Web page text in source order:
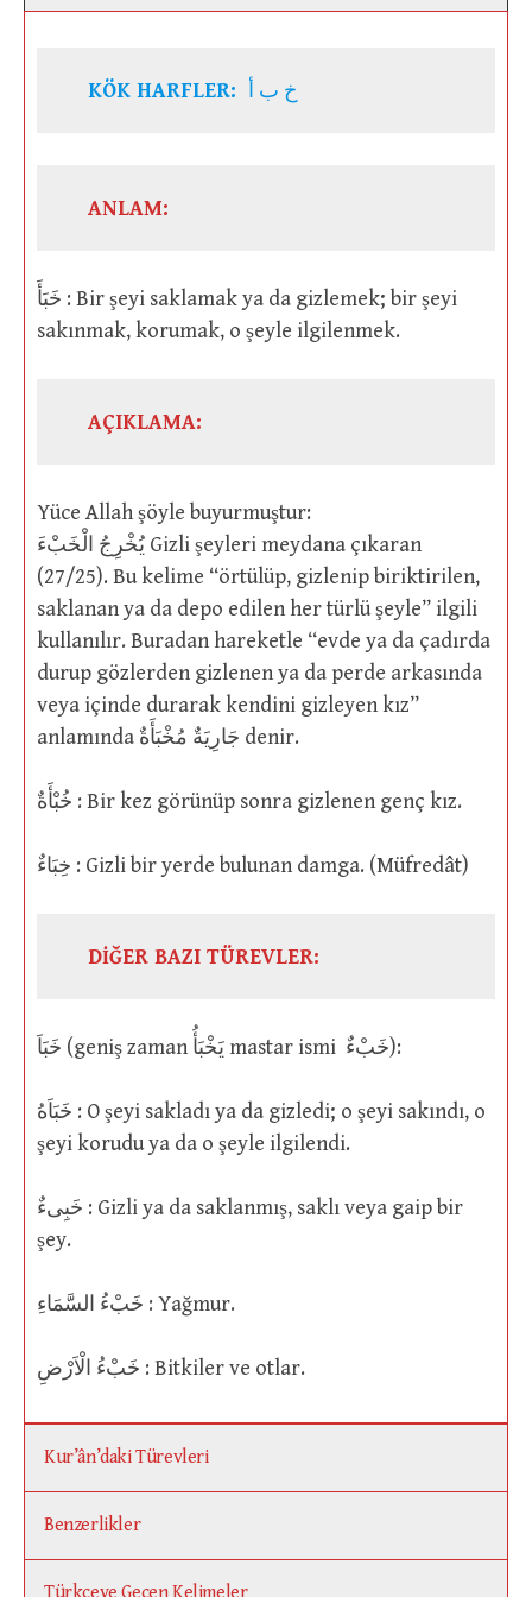
KÖK HARFLER: خ ب أ
ANLAM:
خَبَأَ : Bir şeyi saklamak ya da gizlemek; bir şeyi
sakınmak, korumak, o şeyle ilgilenmek.
AÇIKLAMA:
Yüce Allah şöyle buyurmuştur:
يُخْرِجُ الْخَبْءَ Gizli şeyleri meydana çıkaran
(27/25). Bu kelime “örtülüp, gizlenip biriktirilen,
saklanan ya da depo edilen her türlü şeyle” ilgili
kullanılır. Buradan hareketle “evde ya da çadırda
durup gözlerden gizlenen ya da perde arkasında
veya içinde durarak kendini gizleyen kız”
anlamında جَارِيَةٌ مُخْبَأَةٌ denir.
خُبْأَةٌ : Bir kez görünüp sonra gizlenen genç kız.
خِبَاءٌ : Gizli bir yerde bulunan damga. (Müfredât)
DİĞER BAZI TÜREVLER:
خَبَاَ (geniş zaman يَخْبَأُ mastar ismi خَبْءٌ):
خَبَاَهُ : O şeyi sakladı ya da gizledi; o şeyi sakındı, o
şeyi korudu ya da o şeyle ilgilendi.
خَبِىءٌ : Gizli ya da saklanmış, saklı veya gaip bir
şey.
خَبْءُ السَّمَاءِ : Yağmur.
خَبْءُ الْاَرْضِ : Bitkiler ve otlar.
Kur’ân’daki Türevleri
Benzerlikler